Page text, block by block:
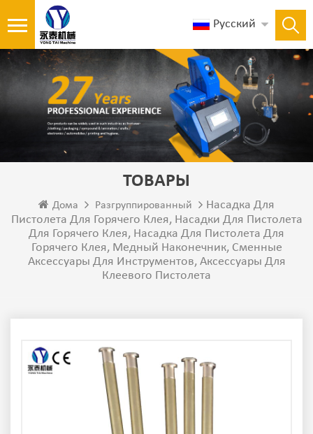
Русский
ТОВАРЫ
Дома Разгруппированный
Насадка Для
Пистолета Для Горячего Клея, Насадки Для Пистолета
Для Горячего Клея, Насадка Для Пистолета Для
Горячего Клея, Медный Наконечник, Сменные
Аксессуары Для Инструментов, Аксессуары Для
Клеевого Пистолета